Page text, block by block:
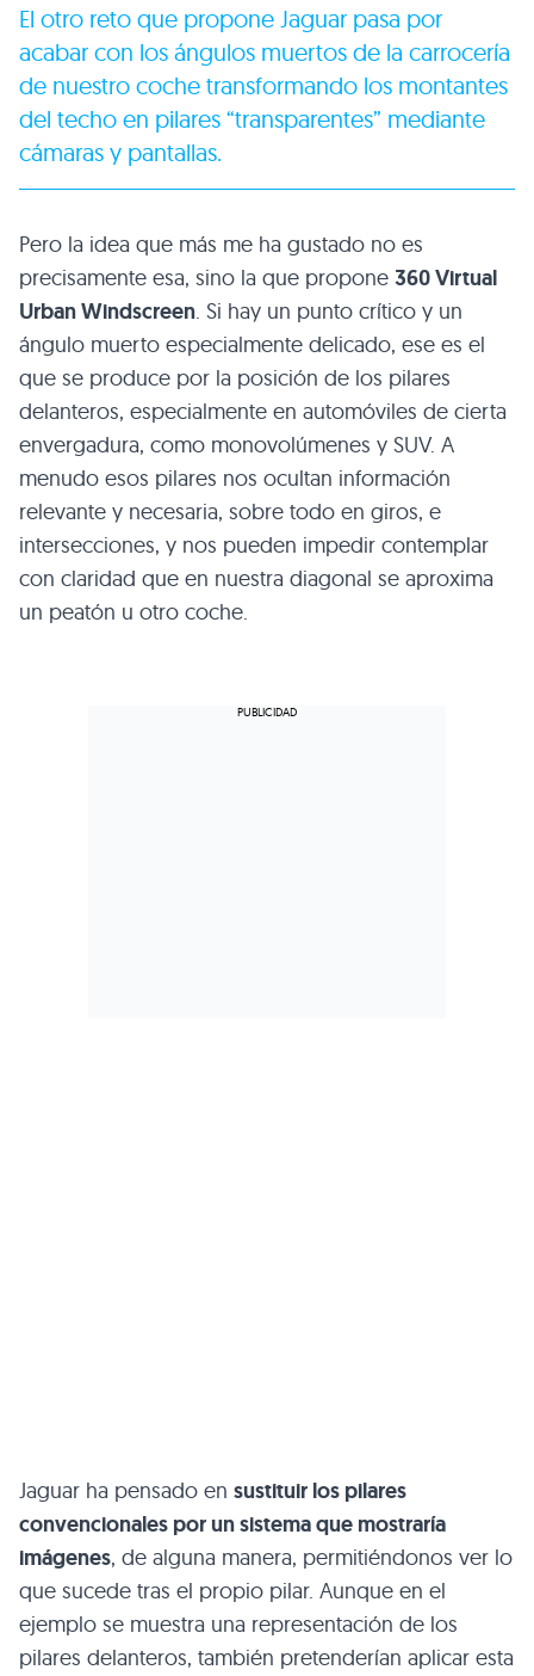
El otro reto que propone Jaguar pasa por
acabar con los ángulos muertos de la carrocería
de nuestro coche transformando los montantes
del techo en pilares “transparentes” mediante
cámaras y pantallas.
Pero la idea que más me ha gustado no es
precisamente esa, sino la que propone 360 Virtual
Urban Windscreen. Si hay un punto crítico y un
ángulo muerto especialmente delicado, ese es el
que se produce por la posición de los pilares
delanteros, especialmente en automóviles de cierta
envergadura, como monovolúmenes y SUV. A
menudo esos pilares nos ocultan información
relevante y necesaria, sobre todo en giros, e
intersecciones, y nos pueden impedir contemplar
con claridad que en nuestra diagonal se aproxima
un peatón u otro coche.
Jaguar ha pensado en sustituir los pilares
convencionales por un sistema que mostraría
imágenes, de alguna manera, permitiéndonos ver lo
que sucede tras el propio pilar. Aunque en el
ejemplo se muestra una representación de los
pilares delanteros, también pretenderían aplicar esta